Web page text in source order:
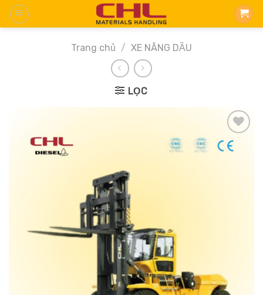
Skip
Trang chủ / XE NÂNG DẦU
LỌC
Add
to